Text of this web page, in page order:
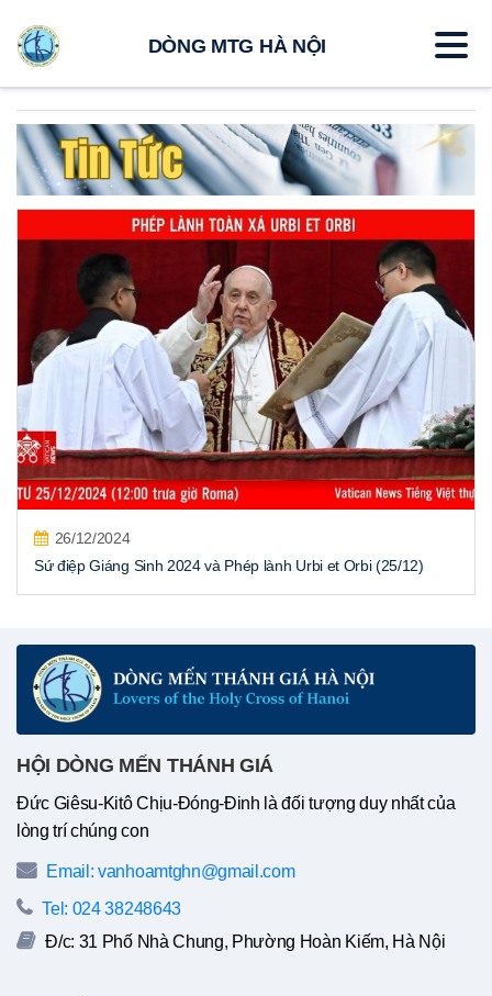
26/12/2024
Sứ điệp Giáng Sinh 2024 và Phép lành Urbi et Orbi (25/12)
HỘI DÒNG MẾN THÁNH GIÁ
Đức Giêsu-Kitô Chịu-Đóng-Đinh là đối tượng duy nhất của
lòng trí chúng con
Email: vanhoamtghn@gmail.com
Tel: 024 38248643
Đ/c: 31 Phố Nhà Chung, Phường Hoàn Kiếm, Hà Nội
DÒNG MTG HÀ NỘI